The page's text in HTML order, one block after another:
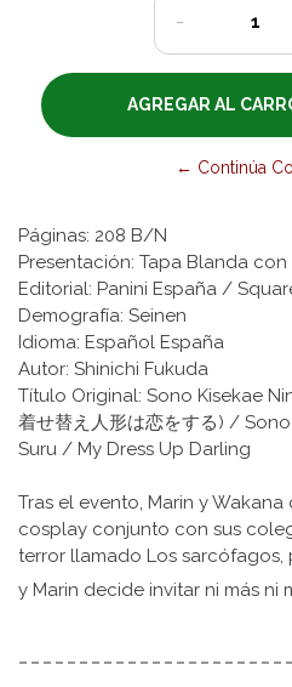
-
← Continúa
Páginas: 208 B/N
Presentación: Tapa Blanda
Editorial: Panini España /
Demografía: Seinen
Idioma: Español España
Autor: Shinichi Fukuda
Título Original: Sono Kisekae
着せ替え人形は恋をする) /
Suru / My Dress Up Darling
Tras el evento, Marin y
cosplay conjunto con sus
terror llamado Los sarcófagos,
y Marin decide invitar ni más ni